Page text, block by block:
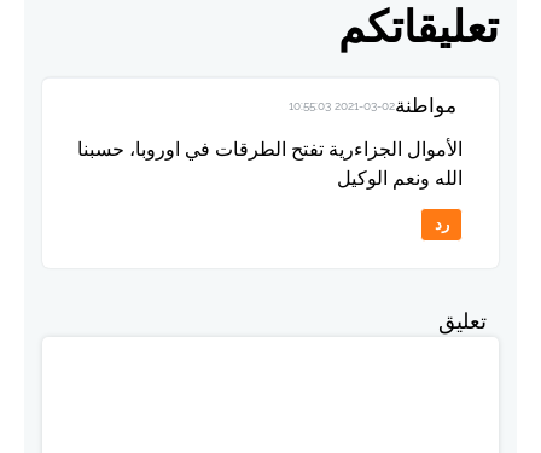
تعليقاتكم
مواطنة2021-03-02 10:55:03
الأموال الجزاءرية تفتح الطرقات في اوروبا، حسبنا
الله ونعم الوكيل
رد
تعليق